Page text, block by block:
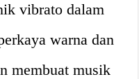
vibrato dalam
warna dan
membuat musik